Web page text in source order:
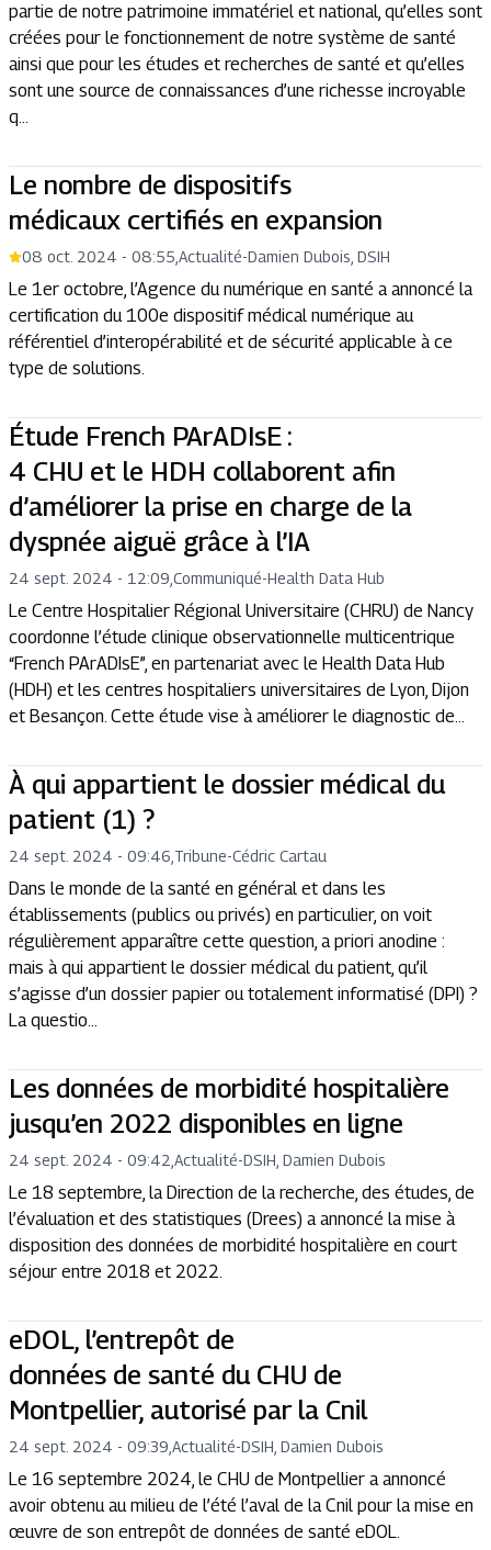
partie de notre patrimoine immatériel et national, qu’elles sont
créées pour le fonctionnement de notre système de santé
ainsi que pour les études et recherches de santé et qu’elles
sont une source de connaissances d’une richesse incroyable
q...
Le nombre de dispositifs
médicaux certifiés en expansion
08 oct. 2024 - 08:55 Actualité-Damien Dubois, DSIH
Le 1er octobre, l’Agence du numérique en santé a annoncé la
certification du 100e dispositif médical numérique au
référentiel d’interopérabilité et de sécurité applicable à ce
type de solutions.
Étude French PArADIsE :
4 CHU et le HDH collaborent afin
d’améliorer la prise en charge de la
dyspnée aiguë grâce à l’IA
24 sept. 2024 - 12:09 Communiqué-Health Data Hub
Le Centre Hospitalier Régional Universitaire (CHRU) de Nancy
coordonne l’étude clinique observationnelle multicentrique
“French PArADIsE”, en partenariat avec le Health Data Hub
(HDH) et les centres hospitaliers universitaires de Lyon, Dijon
et Besançon. Cette étude vise à améliorer le diagnostic de...
À qui appartient le dossier médical du
patient (1) ?
24 sept. 2024 - 09:46 Tribune-Cédric Cartau
Dans le monde de la santé en général et dans les
établissements (publics ou privés) en particulier, on voit
régulièrement apparaître cette question, a priori anodine :
mais à qui appartient le dossier médical du patient, qu’il
s’agisse d’un dossier papier ou totalement informatisé (DPI) ?
La questio...
Les données de morbidité hospitalière
jusqu’en 2022 disponibles en ligne
24 sept. 2024 - 09:42 Actualité-DSIH, Damien Dubois
Le 18 septembre, la Direction de la recherche, des études, de
l’évaluation et des statistiques (Drees) a annoncé la mise à
disposition des données de morbidité hospitalière en court
séjour entre 2018 et 2022.
eDOL, l’entrepôt de
données de santé du CHU de
Montpellier, autorisé par la Cnil
24 sept. 2024 - 09:39 Actualité-DSIH, Damien Dubois
Le 16 septembre 2024, le CHU de Montpellier a annoncé
avoir obtenu au milieu de l’été l’aval de la Cnil pour la mise en
œuvre de son entrepôt de données de santé eDOL.